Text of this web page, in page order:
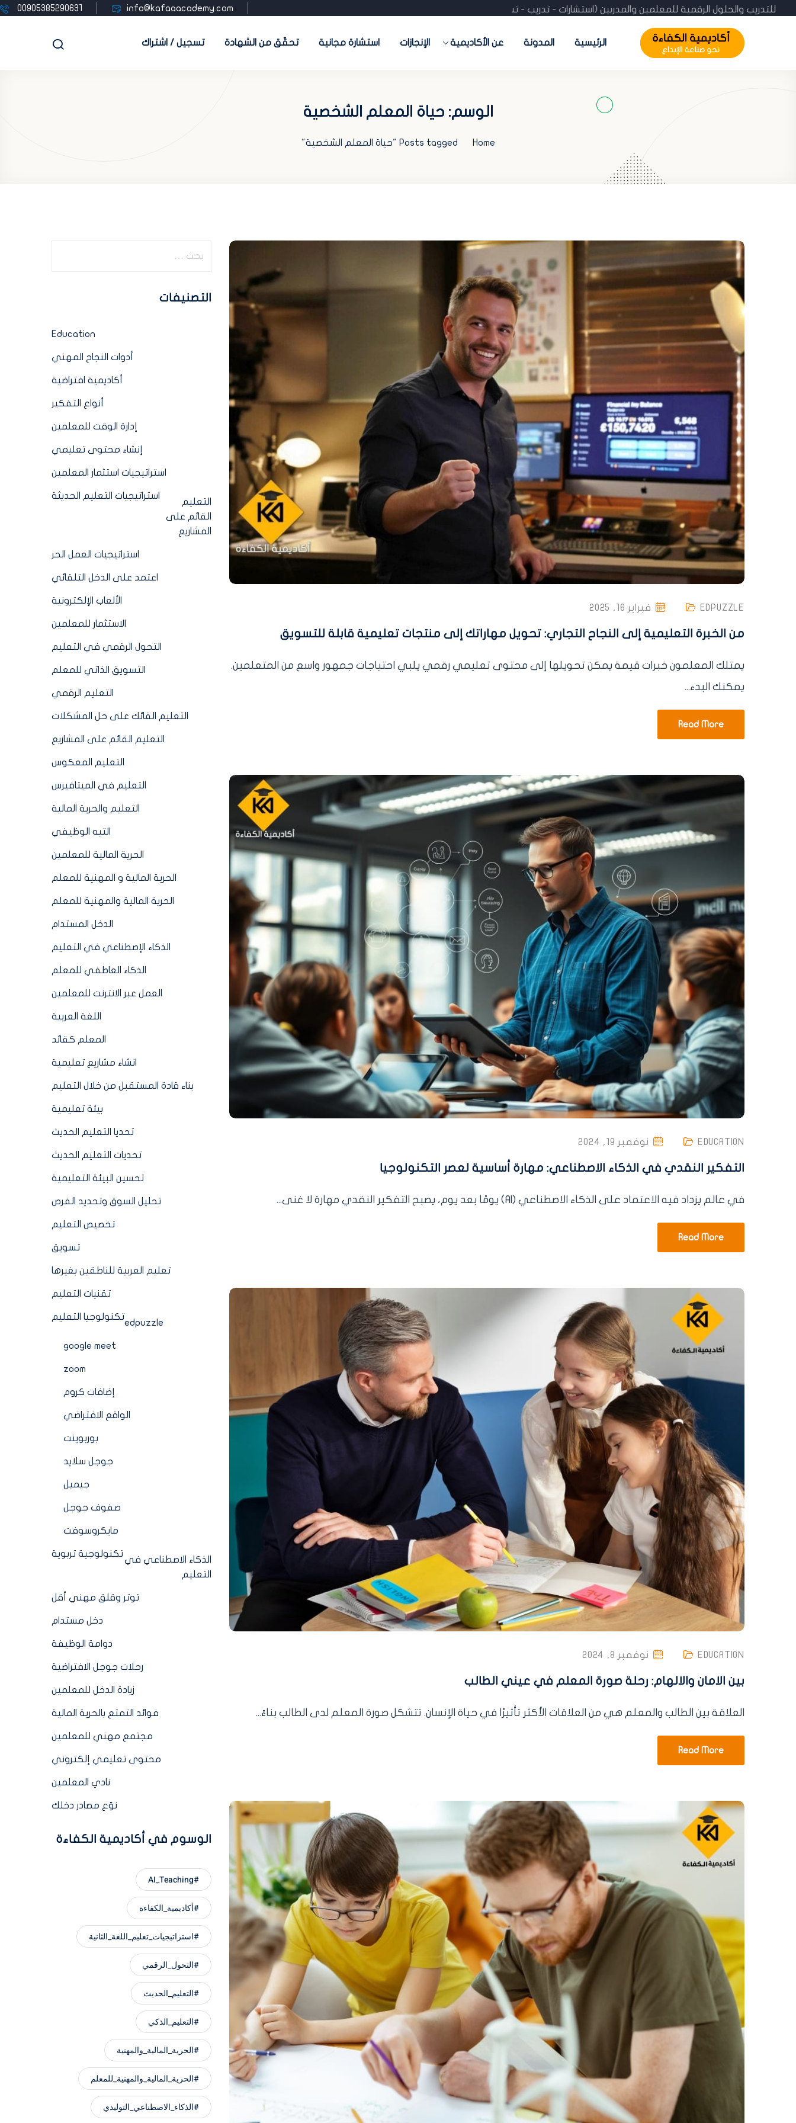
الكفاءة للتدريب والحلول الرقمية للمعلمين والمدربين (استشارات - تدريب - تسويق- منصات جاهزة) احجز استشارتك المجانية info@kafaaacademy.com
00905385290631
الرئيسية المدونة عن الأكاديمية الإنجازات استشارة مجانية تحقّق من الشهادة تسجيل / اشتراك
الوسم: حياة المعلم الشخصية
Home Posts tagged "حياة المعلم الشخصية"
EDPUZZLE فبراير 16, 2025
من الخبرة التعليمية إلى النجاح التجاري: تحويل مهاراتك إلى منتجات تعليمية قابلة للتسويق
يمتلك المعلمون خبرات قيمة يمكن تحويلها إلى محتوى تعليمي رقمي يلبي احتياجات جمهور واسع من المتعلمين.
يمكنك البدء...
Read More
EDUCATION نوفمبر 19, 2024
التفكير النقدي في الذكاء الاصطناعي: مهارة أساسية لعصر التكنولوجيا
في عالم يزداد فيه الاعتماد على الذكاء الاصطناعي (AI) يومًا بعد يوم، يصبح التفكير النقدي مهارة لا غنى...
Read More
EDUCATION نوفمبر 8, 2024
بين الامان والالهام: رحلة صورة المعلم في عيني الطالب
العلاقة بين الطالب والمعلم هي من العلاقات الأكثر تأثيرًا في حياة الإنسان. تتشكل صورة المعلم لدى الطالب بناءً...
Read More
التصنيفات
Education
أدوات النجاح المهني
أكاديمية افتراضية
أنواع التفكير
إدارة الوقت للمعلمين
إنشاء محتوى تعليمي
استراتيجيات استثمار المعلمين
استراتيجيات التعليم الحديثة
التعليم
القائم على
المشاريع
استراتيجيات العمل الحر
اعتمد على الدخل التلقائي
الألعاب الإلكترونية
الاستثمار للمعلمين
التحول الرقمي في التعليم
التسويق الذاتي للمعلم
التعليم الرقمي
التعليم القائك على حل المشكلات
التعليم القائم على المشاريع
التعليم المعكوس
التعليم في الميتافيرس
التعليم والحرية المالية
التيه الوظيفي
الحرية المالية للمعلمين
الحرية المالية و المهنية للمعلم
الحرية المالية والمهنية للمعلم
الدخل المستدام
الذكاء الإصطناعي في التعليم
الذكاء العاطفي للمعلم
العمل عبر الانترنت للمعلمين
اللغة العربية
المعلم كقائد
انشاء مشاريع تعليمية
بناء قادة المستقبل من خلال التعليم
بيئة تعليمية
تحديا التعليم الحديث
تحديات التعليم الحديث
تحسين البيئة التعليمية
تحليل السوق وتحديد الفرص
تخصيص التعليم
تسويق
تعليم العربية للناطقين بغيرها
تقنيات التعليم
تكنولوجيا التعليم
edpuzzle
google meet
zoom
إضافات كروم
الواقع الافتراضي
بوربوينت
جوجل سلايد
جيميل
صفوف جوجل
مايكروسوفت
تكنولوجية تربوية
الذكاء الاصطناعي في
التعليم
توتر وقلق مهني أقل
دخل مستدام
دوامة الوظيفة
رحلات جوجل الافتراضية
زيادة الدخل للمعلمين
فوائد التمتع بالحرية المالية
مجتمع مهني للمعلمين
محتوى تعليمي إلكتروني
نادي المعلمين
نوّع مصادر دخلك
الوسوم في أكاديمية الكفاءة
#AI_Teaching
#أكاديمية_الكفاءة
#استراتيجيات_تعليم_اللغة_الثانية
#التحول_الرقمي
#التعليم_الحديث
#التعليم_الذكي
#الحرية_المالية_والمهنية
#الحرية_المالية_والمهنية_للمعلم
#الذكاء_الاصطناعي_التوليدي